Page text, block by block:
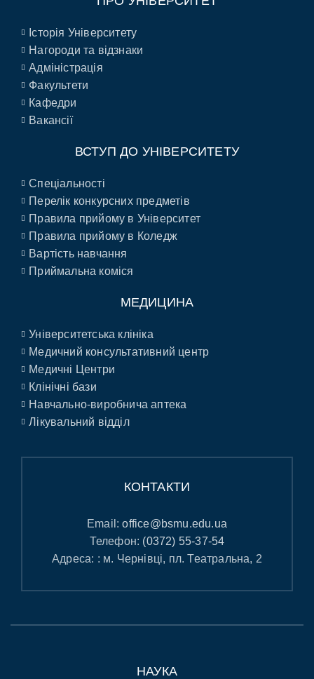
Історія Університету
Нагороди та відзнаки
Адміністрація
Факультети
Кафедри
Вакансії
ВСТУП ДО УНІВЕРСИТЕТУ
Спеціальності
Перелік конкурсних предметів
Правила прийому в Університет
Правила прийому в Коледж
Вартість навчання
Приймальна коміся
МЕДИЦИНА
Університетська клініка
Медичний консультативний центр
Медичні Центри
Клінічні бази
Навчально-виробнича аптека
Лікувальний відділ
КОНТАКТИ
Email:office@bsmu.edu.ua
Телефон: (0372) 55-37-54
Адреса: : м. Чернівці, пл. Театральна, 2
НАУКА